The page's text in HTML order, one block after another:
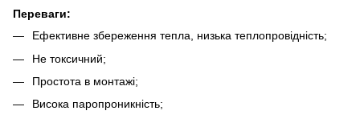
Переваги:
Ефективне збереження тепла, низька теплопровідність;
Не токсичний;
Простота в монтажі;
Висока паропроникність;